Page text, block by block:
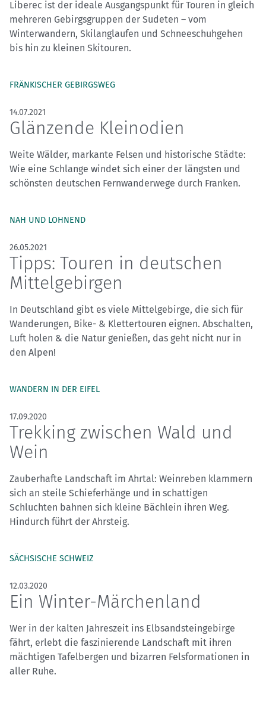
Liberec ist der ideale Ausgangspunkt für Touren in gleich
mehreren Gebirgsgruppen der Sudeten – vom
Winterwandern, Skilanglaufen und Schneeschuhgehen
bis hin zu kleinen Skitouren.
FRÄNKISCHER GEBIRGSWEG
14.07.2021
Glänzende Kleinodien
Weite Wälder, markante Felsen und historische Städte:
Wie eine Schlange windet sich einer der längsten und
schönsten deutschen Fernwanderwege durch Franken.
NAH UND LOHNEND
26.05.2021
Tipps: Touren in deutschen
Mittelgebirgen
In Deutschland gibt es viele Mittelgebirge, die sich für
Wanderungen, Bike- & Klettertouren eignen. Abschalten,
Luft holen & die Natur genießen, das geht nicht nur in
den Alpen!
WANDERN IN DER EIFEL
17.09.2020
Trekking zwischen Wald und
Wein
Zauberhafte Landschaft im Ahrtal: Weinreben klammern
sich an steile Schieferhänge und in schattigen
Schluchten bahnen sich kleine Bächlein ihren Weg.
Hindurch führt der Ahrsteig.
SÄCHSISCHE SCHWEIZ
12.03.2020
Ein Winter-Märchenland
Wer in der kalten Jahreszeit ins Elbsandsteingebirge
fährt, erlebt die faszinierende Landschaft mit ihren
mächtigen Tafelbergen und bizarren Felsformationen in
aller Ruhe.